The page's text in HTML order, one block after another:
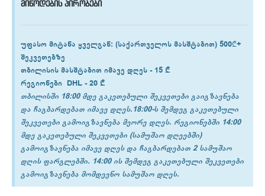
მიწოდების პირობები
უფასო მიტანა ყველგან: (საქართველოს მასშტაბით) 500₾+
შეკვეთებზე
თბილისის მასშტაბით იმავე დღეს -15 ₾
რეგიონები DHL -20 ₾
თბილისში 18:00 მდე გაკეთებული შეკვეთები გაიგზავნება
და ჩაგბარდებათ იმავე დღეს.18:00-ს შემდეგ გაკეთებული
შეკვეთები გამოიგზავნება მეორე დღეს. რეგიონებში 14:00
მდე გაკეთებული შეკვეთები (სამუშაო დღეებში)
გამოიგზავნება იმავე დღეს და ჩაგბარდებათ 2 სამუშაო
დღის ფარგლებში. 14:00 ის შემდეგ გაკეთებული შეკვეთები
გამოიგზავნება მომდევნო სამუშაო დღეს.